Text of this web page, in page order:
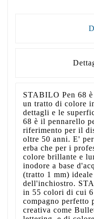
STABILO Pen 68
un tratto di colore
dettagli e le
68 è il pennarello
riferimento per il
oltre 50 anni. E'
erba che per i
colore brillante e
inodore a base
(tratto 1 mm)
dell'inchiostro.
in 55 colori di cui
compagno perfetto
creativa come